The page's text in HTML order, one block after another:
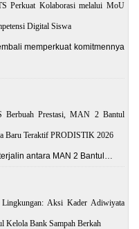
Perkuat Kolaborasi melalui MoU
Digital Siswa
memperkuat komitmennya
Berbuah Prestasi, MAN 2 Bantul
Baru Teraktif PRODISTIK 2026
antara MAN 2 Bantul…
Aksi Kader Adiwiyata
Kelola Bank Sampah Berkah